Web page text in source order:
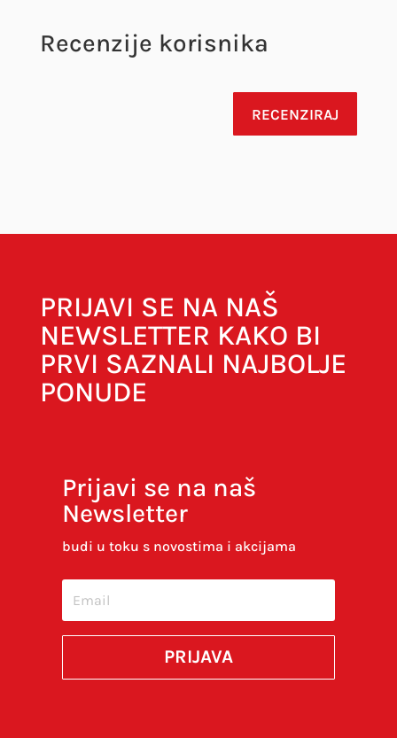
Recenzije korisnika
RECENZIRAJ
Spremi moje ime, e-poštu i web-stranicu u
budem komentirao.
PRIJAVI SE NA NAŠ
NEWSLETTER KAKO BI
PRVI SAZNALI NAJBOLJE
PONUDE
Prijavi se na naš
Newsletter
budi u toku s novostima i akcijama
PRIJAVA